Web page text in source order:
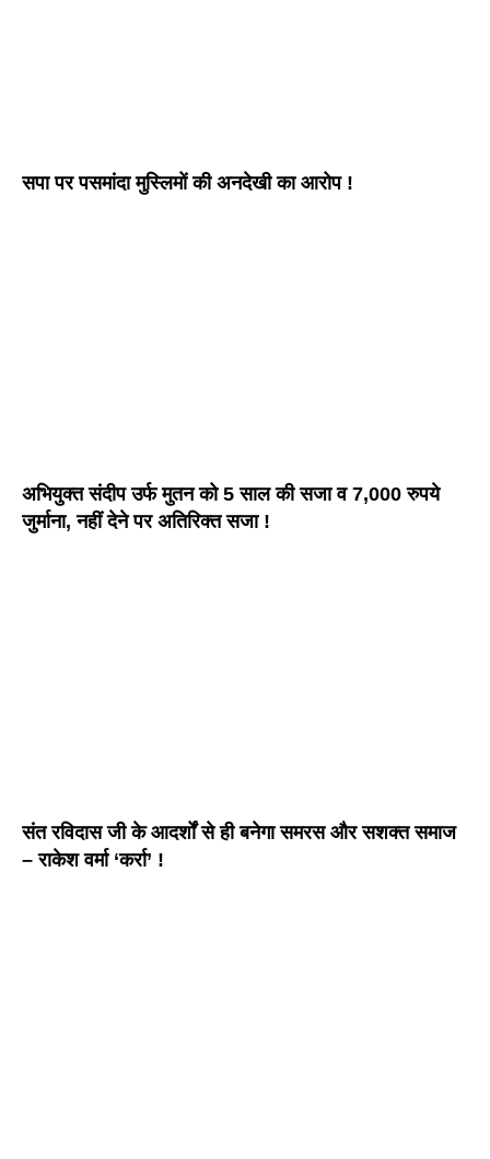
सपा पर पसमांदा मुस्लिमों की अनदेखी का आरोप !
अभियुक्त संदीप उर्फ मुतन को 5 साल की सजा व 7,000 रुपये
जुर्माना, नहीं देने पर अतिरिक्त सजा !
संत रविदास जी के आदर्शों से ही बनेगा समरस और सशक्त समाज
– राकेश वर्मा ‘कर्रा’ !